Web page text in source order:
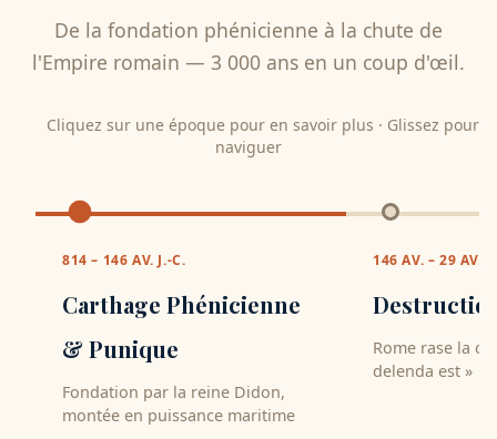
De la fondation phénicienne à la chute de
l'Empire romain — 3 000 ans en un coup d'œil.
Cliquez sur une époque pour en savoir plus · Glissez pour
naviguer
814 – 146 AV. J.-C.
Carthage Phénicienne
& Punique
Fondation par la reine Didon,
montée en puissance maritime
146 AV. – 29 AV.
Rome rase la
delenda est »